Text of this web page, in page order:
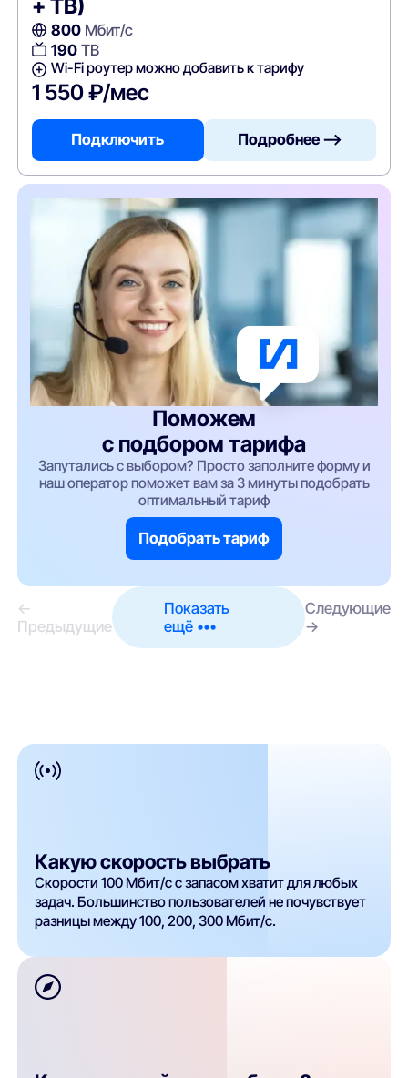
+ ТВ)
800Мбит/с
190ТВ
Wi-Fi роутер можно добавить к тарифу
1 550 ₽/мес
Подключить Подробнее —>
Поможем
с подбором тарифа
Запутались с выбором? Просто заполните форму и
наш оператор поможет вам за 3 минуты подобрать
оптимальный тариф
Подобрать тариф
←
Предыдущие
Показать
ещё •••
Следующие
→
Какую скорость выбрать
Скорости 100 Мбит/с с запасом хватит для любых
задач. Большинство пользователей не почувствует
разницы между 100, 200, 300 Мбит/с.